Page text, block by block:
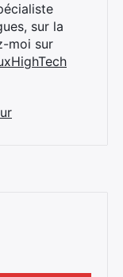
sur la
moi sur